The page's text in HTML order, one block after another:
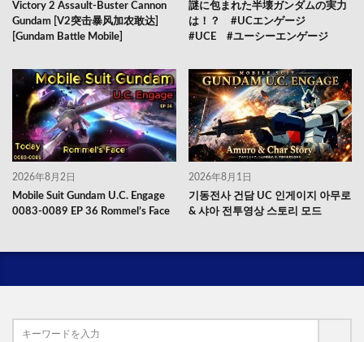
Victory 2 Assault-Buster Cannon
Gundam [V2突击暴风加农敢达]
[Gundam Battle Mobile]
謎に包まれた半壊ガンダムの実力
は！？ #UCエンゲージ
#UCE #ユーシーエンゲージ
2026年8月2日
Mobile Suit Gundam U.C. Engage
0083-0089 EP 36 Rommel’s Face
2026年8月1日
기동전사 건담 UC 인게이지 아무로
& 샤아 전투영상 스토리 모드